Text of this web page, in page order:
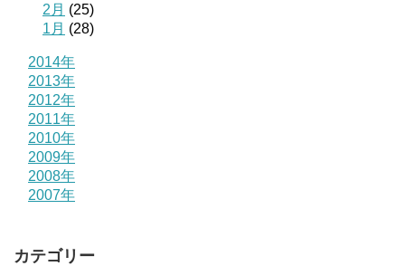
2月 (25)
1月 (28)
2014年
2013年
2012年
2011年
2010年
2009年
2008年
2007年
カテゴリー